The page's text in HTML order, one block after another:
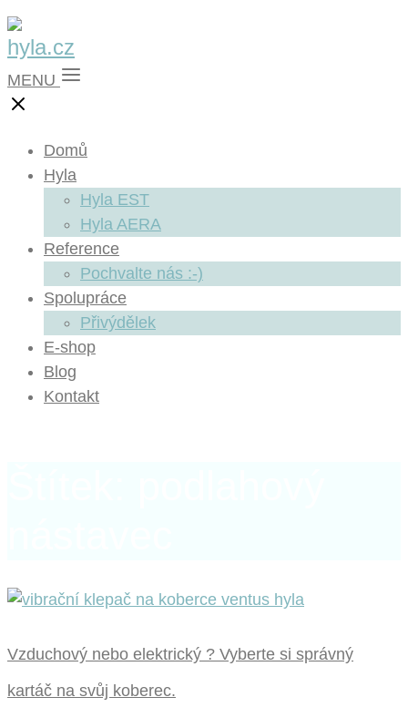
MENU
Domů
Hyla
Hyla EST
Hyla AERA
Reference
Pochvalte nás :-)
Spolupráce
Přivýdělek
E-shop
Blog
Kontakt
Vzduchový nebo elektrický ? Vyberte si správný
kartáč na svůj koberec.